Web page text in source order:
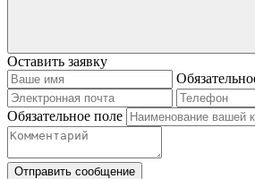
Оставить заявку
Обязательное поле
Отправить сообщение